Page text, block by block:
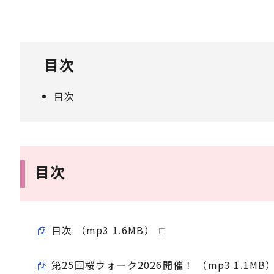
目次
目次
目次
目次 （mp3 1.6MB）
第25回桜ウォーク2026開催！ （mp3 1.1MB